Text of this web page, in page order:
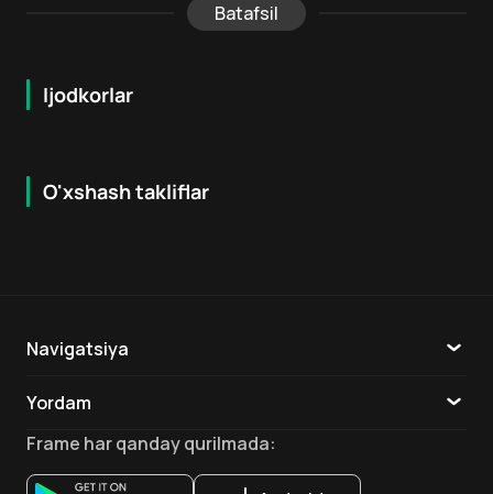
Batafsil
Ijodkorlar
O'xshash takliflar
18 + 5.8
Navigatsiya
Yordam
Aloqa
Ilovalar
Frame har qanday qurilmada: